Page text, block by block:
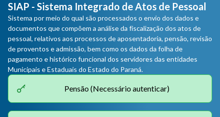
SIAP - Sistema Integrado de Atos de Pessoal
Sistema por meio do qual são processados o envio dos dados e
documentos que compõem a análise da fiscalização dos atos de
pessoal, relativos aos processos de aposentadoria, pensão, revisão
de proventos e admissão, bem como os dados da folha de
pagamento e histórico funcional dos servidores das entidades
Municipais e Estaduais do Estado do Paraná.
Pensão (Necessário autenticar)